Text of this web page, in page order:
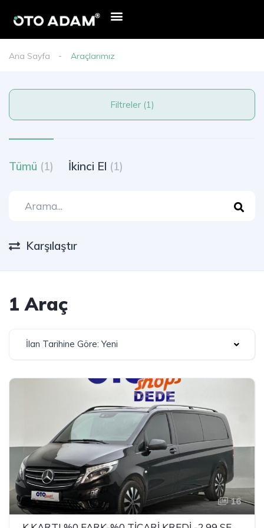
Ana Sayfa Araçlarımız
Filtreler (1)
Tümü (1) İkinci El (1)
Karşılaştır
1 Araç
İlan Tarihine Göre: Yeni
16